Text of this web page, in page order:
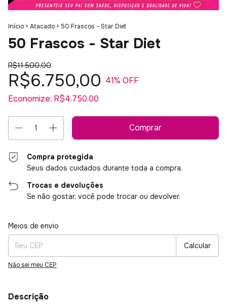
Início > Atacado > 50 Frascos - Star Diet
50 Frascos - Star Diet
R$11.500,00
R$6.750,00 41% OFF
Economize: R$4.750,00
Compra protegida
Seus dados cuidados durante toda a compra.
Trocas e devoluções
Se não gostar, você pode trocar ou devolver.
Entregas para o CEP:
Meios de envio
Calcular
Não sei meu CEP
Descrição